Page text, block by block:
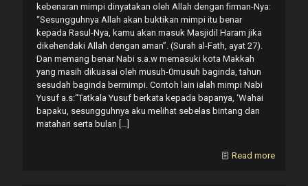
kebenaran mimpi dinyatakan oleh Allah dengan firman-Nya:
“Sesungguhnya Allah akan buktikan mimpi itu benar
kepada Rasul-Nya, kamu akan masuk Masjidil Haram jika
dikehendaki Allah dengan aman”. (Surah al-Fath, ayat 27).
Dan memang benar Nabi s.a.w memasuki kota Makkah
yang masih dikuasai oleh musuh-0musuh baginda, tahun
sesudah baginda bermimpi. Contoh lain ialah mimpi Nabi
Yusuf a.s:“Tatkala Yusuf berkata kepada bapanya, ‘Wahai
bapaku, sesungguhnya aku melihat sebelas bintang dan
matahari serta bulan […]
Read more